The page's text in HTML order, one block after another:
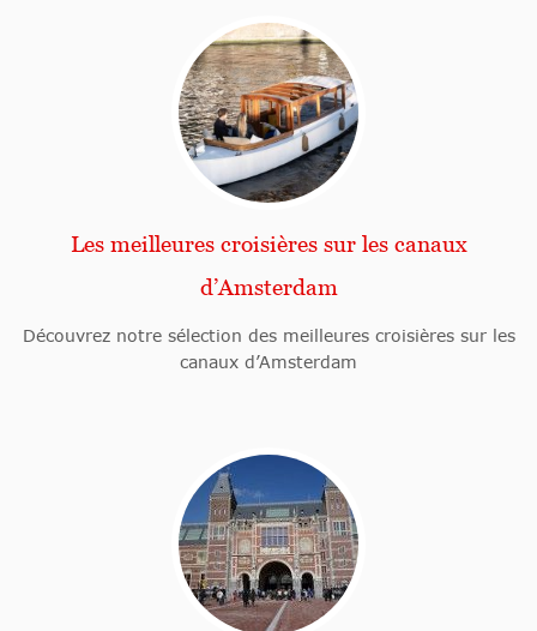
Les meilleures croisières sur les canaux
d’Amsterdam
Découvrez notre sélection des meilleures croisières sur les
canaux d’Amsterdam